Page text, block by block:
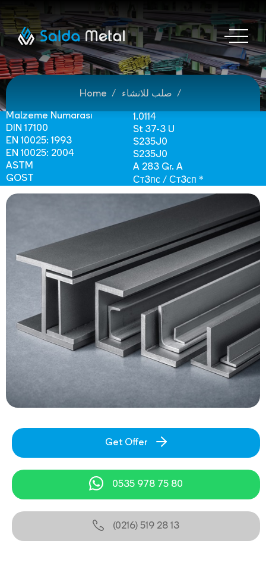
Home صلب للانشاء
Malzeme Numarası
1.0114
DIN 17100
St 37-3 U
EN 10025: 1993
S235J0
EN 10025: 2004
S235J0
ASTM
A 283 Gr. A
GOST
Ст3пс / Ст3сп *
Get Offer
0535 978 75 80
(0216) 519 28 13